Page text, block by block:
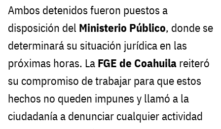
Ambos detenidos fueron puestos a
disposición del Ministerio Público, donde se
determinará su situación jurídica en las
próximas horas. La FGE de Coahuila reiteró
su compromiso de trabajar para que estos
hechos no queden impunes y llamó a la
ciudadanía a denunciar cualquier actividad